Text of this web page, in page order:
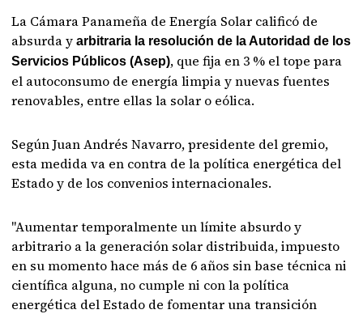
La Cámara Panameña de Energía Solar calificó de
absurda y arbitraria la resolución de la Autoridad de los
Servicios Públicos (Asep), que fija en 3 % el tope para
el autoconsumo de energía limpia y nuevas fuentes
renovables, entre ellas la solar o eólica.
Según Juan Andrés Navarro, presidente del gremio,
esta medida va en contra de la política energética del
Estado y de los convenios internacionales.
"Aumentar temporalmente un límite absurdo y
arbitrario a la generación solar distribuida, impuesto
en su momento hace más de 6 años sin base técnica ni
científica alguna, no cumple ni con la política
energética del Estado de fomentar una transición